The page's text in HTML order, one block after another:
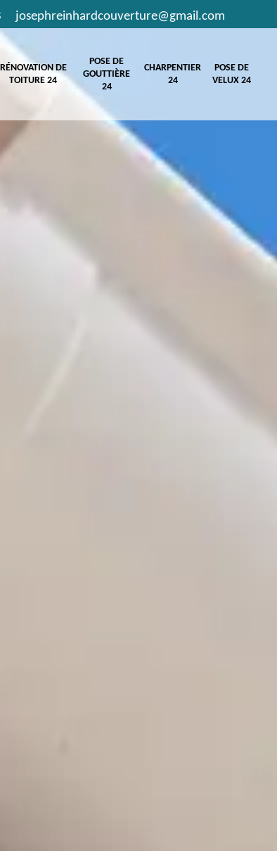
josephreinhardcouverture@gmail.com
RÉNOVATION DE
TOITURE 24
POSE DE
GOUTTIÈRE
24
CHARPENTIER
24
POSE DE
VELUX 24